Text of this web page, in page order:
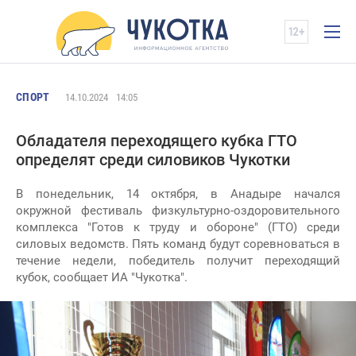
СПОРТ 14.10.2024 14:05
Обладателя переходящего кубка ГТО
определят среди силовиков Чукотки
В понедельник, 14 октября, в Анадыре начался
окружной фестиваль физкультурно-оздоровительного
комплекса "Готов к труду и обороне" (ГТО) среди
силовых ведомств. Пять команд будут соревноваться в
течение недели, победитель получит переходящий
кубок, сообщает ИА "Чукотка".